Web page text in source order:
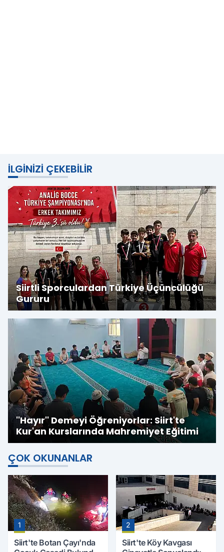
İLGINIZI ÇEKEBILIR
Siirtli Sporculardan Türkiye Üçüncülüğü
Gururu
''Hayır'' Demeyi Öğreniyorlar: Siirt'te
Kur'an Kurslarında Mahremiyet Eğitimi
ÇOK OKUNANLAR
1
Siirt'te Botan Çayı'nda
2
Siirt'te Köy Kavgası